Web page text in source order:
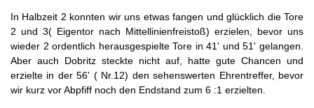
In Halbzeit 2 konnten wir uns etwas fangen und glücklich die Tore
2 und 3( Eigentor nach Mittellinienfreistoß) erzielen, bevor uns
wieder 2 ordentlich herausgespielte Tore in 41' und 51' gelangen.
Aber auch Dobritz steckte nicht auf, hatte gute Chancen und
erzielte in der 56' ( Nr.12) den sehenswerten Ehrentreffer, bevor
wir kurz vor Abpfiff noch den Endstand zum 6 :1 erzielten.